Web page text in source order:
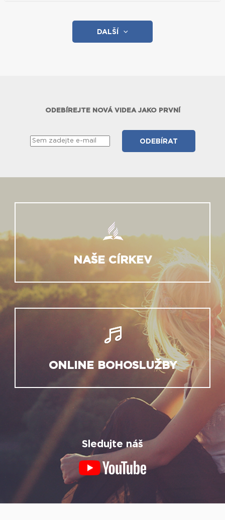
DALŠÍ
ODEBÍREJTE NOVÁ VIDEA JAKO PRVNÍ
NAŠE CÍRKEV
ONLINE BOHOSLUŽBY
Sledujte náš